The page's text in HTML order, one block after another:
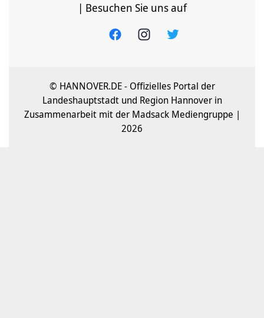
| Besuchen Sie uns auf
© HANNOVER.DE - Offizielles Portal der
Landeshauptstadt und Region Hannover in
Zusammenarbeit mit der Madsack Mediengruppe |
2026